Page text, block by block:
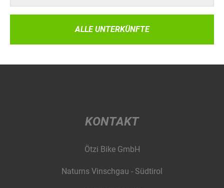
ALLE UNTERKÜNFTE
KONTAKT
Ötzi Bike GmbH
Naturns Vinschgau - Südtirol